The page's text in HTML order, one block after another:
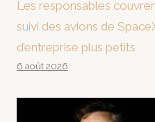
Les responsables
suivi des avions de
d’entreprise plus petits
6 août 2026